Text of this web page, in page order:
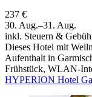
237 €
30. Aug.–31. Aug.
inkl. Steuern &
Dieses Hotel mit
Aufenthalt in
Frühstück, WLAN-
HYPERION Hotel